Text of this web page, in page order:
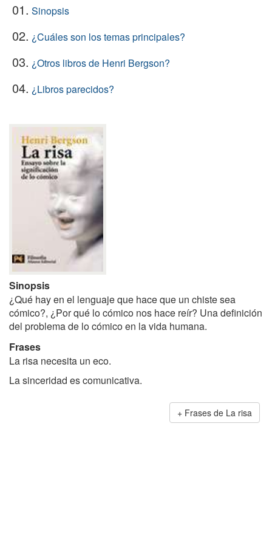
01. Sinopsis
02. ¿Cuáles son los temas principales?
03. ¿Otros libros de Henri Bergson?
04. ¿Libros parecidos?
Sinopsis
¿Qué hay en el lenguaje que hace que un chiste sea
cómico?, ¿Por qué lo cómico nos hace reír? Una definición
del problema de lo cómico en la vida humana.
Frases
La risa necesita un eco.
La sinceridad es comunicativa.
Frases de La risa